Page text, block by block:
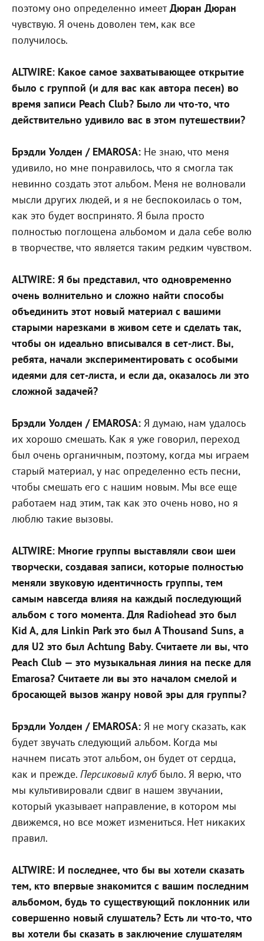
поэтому оно определенно имеетДюран Дюран
чувствую. Я очень доволен тем, как все
получилось.
ALTWIRE: Какое самое захватывающее открытие
было с группой (и для вас как автора песен) во
время записи Peach Club? Было ли что-то, что
действительно удивило вас в этом путешествии?
Брэдли Уолден / EMAROSA: Не знаю, что меня
удивило, но мне понравилось, что я смогла так
невинно создать этот альбом. Меня не волновали
мысли других людей, и я не беспокоилась о том,
как это будет воспринято. Я была просто
полностью поглощена альбомом и дала себе волю
в творчестве, что является таким редким чувством.
ALTWIRE: Я бы представил, что одновременно
очень волнительно и сложно найти способы
объединить этот новый материал с вашими
старыми нарезками в живом сете и сделать так,
чтобы он идеально вписывался в сет-лист. Вы,
ребята, начали экспериментировать с особыми
идеями для сет-листа, и если да, оказалось ли это
сложной задачей?
Брэдли Уолден / EMAROSA: Я думаю, нам удалось
их хорошо смешать. Как я уже говорил, переход
был очень органичным, поэтому, когда мы играем
старый материал, у нас определенно есть песни,
чтобы смешать его с нашим новым. Мы все еще
работаем над этим, так как это очень ново, но я
люблю такие вызовы.
ALTWIRE: Многие группы выставляли свои шеи
творчески, создавая записи, которые полностью
меняли звуковую идентичность группы, тем
самым навсегда влияя на каждый последующий
альбом с того момента. Для Radiohead это был
Kid A, для Linkin Park это был A Thousand Suns, а
для U2 это был Achtung Baby. Считаете ли вы, что
Peach Club — это музыкальная линия на песке для
Emarosa? Считаете ли вы это началом смелой и
бросающей вызов жанру новой эры для группы?
Брэдли Уолден / EMAROSA: Я не могу сказать, как
будет звучать следующий альбом. Когда мы
начнем писать этот альбом, он будет от сердца,
как и прежде. Персиковый клуббыло. Я верю, что
мы культивировали сдвиг в нашем звучании,
который указывает направление, в котором мы
движемся, но все может измениться. Нет никаких
правил.
ALTWIRE: И последнее, что бы вы хотели сказать
тем, кто впервые знакомится с вашим последним
альбомом, будь то существующий поклонник или
совершенно новый слушатель? Есть ли что-то, что
вы хотели бы сказать в заключение слушателям